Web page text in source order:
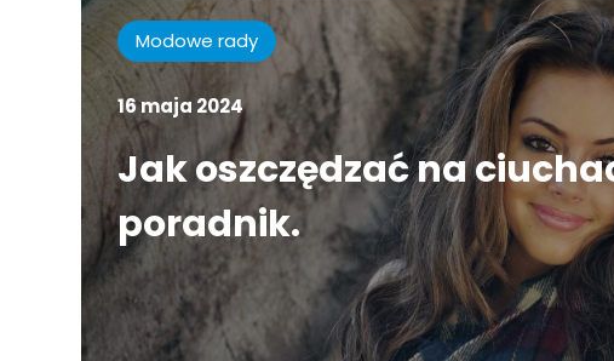
Modowe rady
16 maja 2024
Jak oszczędzać na
poradnik.